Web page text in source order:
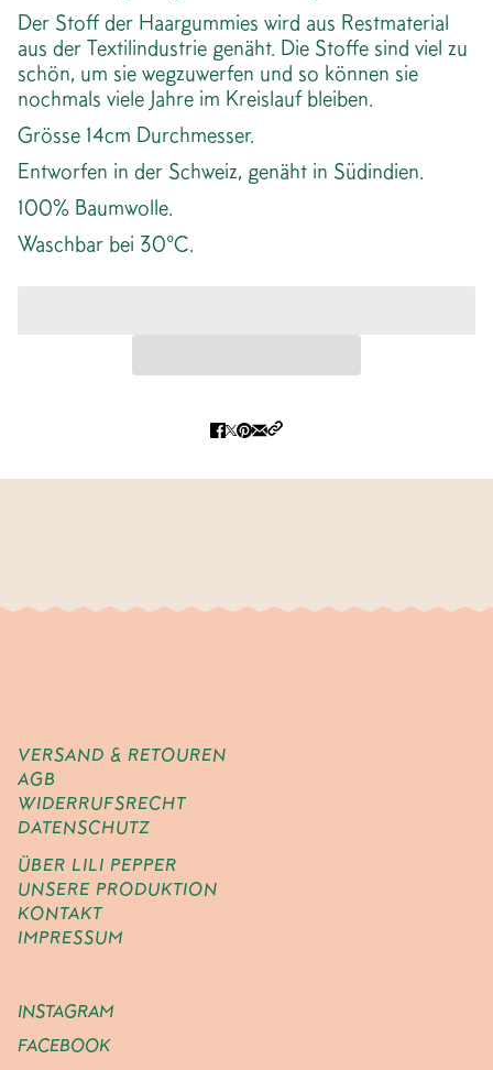
Der Stoff der Haargummies wird aus Restmaterial
aus der Textilindustrie genäht. Die Stoffe sind viel zu
schön, um sie wegzuwerfen und so können sie
nochmals viele Jahre im Kreislauf bleiben.
Grösse 14cm Durchmesser.
Entworfen in der Schweiz, genäht in Südindien.
100% Baumwolle.
Waschbar bei 30°C.
VERSAND & RETOUREN
AGB
WIDERRUFSRECHT
DATENSCHUTZ
ÜBER LILI PEPPER
UNSERE PRODUKTION
KONTAKT
IMPRESSUM
INSTAGRAM
FACEBOOK